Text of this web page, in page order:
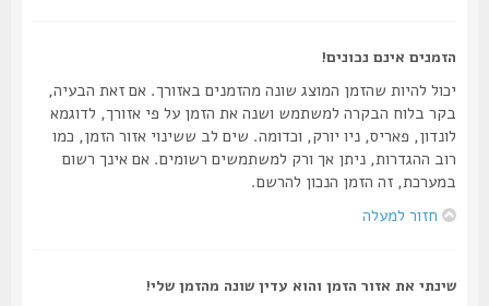
הזמנים אינם נכונים!
יכול להיות שהזמן המוצג שונה מהזמנים באזורך. אם זאת הבעיה,
בקר בלוח הבקרה למשתמש ושנה את הזמן על פי אזורך, לדוגמא
לונדון, פאריס, ניו יורק, וכדומה. שים לב ששינוי אזור הזמן, כמו
רוב ההגדרות, ניתן אך ורק למשתמשים רשומים. אם אינך רשום
במערכת, זה הזמן הנכון להרשם.
חזור למעלה
שינתי את אזור הזמן והוא עדין שונה מהזמן שלי!